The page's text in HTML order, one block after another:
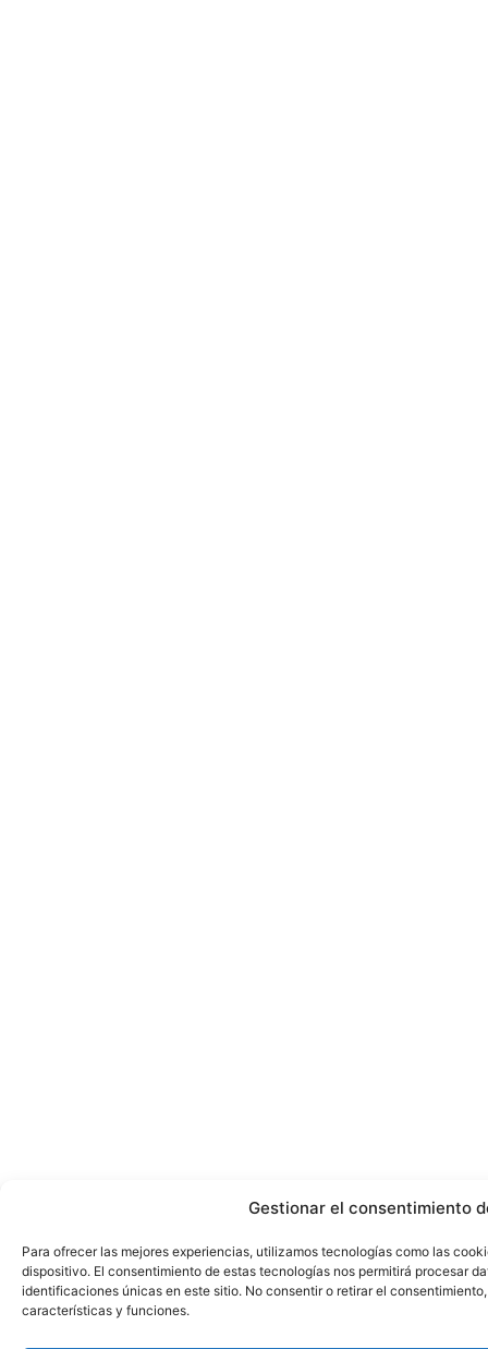
Gestionar el consentimiento
Para ofrecer las mejores experiencias, utilizamos tecnologías como las
dispositivo. El consentimiento de estas tecnologías nos permitirá procesar
identificaciones únicas en este sitio. No consentir o retirar el
características y funciones.